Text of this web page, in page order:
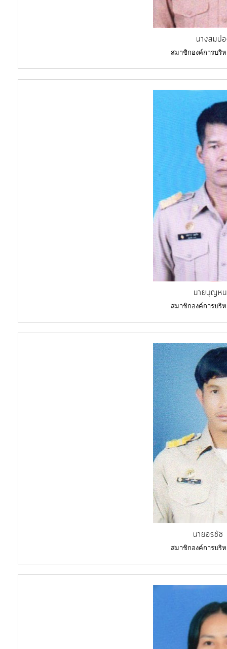
นางสมป
สมาชิกองค์การบริ
นายบุญห
สมาชิกองค์การบริ
นายอรชัช
สมาชิกองค์การบริ